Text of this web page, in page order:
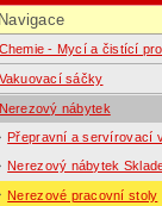
Navigace
Chemie - Mycí a čistící
Vakuovací sáčky
Nerezový nábytek
Přepravní a servírovací
Nerezový nábytek
Nerezové pracovní stoly